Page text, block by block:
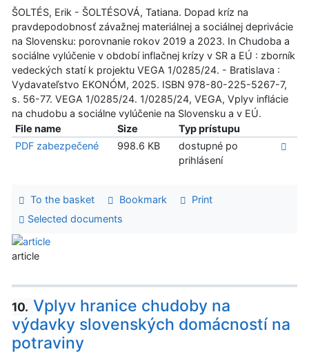
ŠOLTÉS, Erik - ŠOLTÉSOVÁ, Tatiana. Dopad kríz na
pravdepodobnosť závažnej materiálnej a sociálnej deprivácie
na Slovensku: porovnanie rokov 2019 a 2023. In Chudoba a
sociálne vylúčenie v období inflačnej krízy v SR a EÚ : zborník
vedeckých statí k projektu VEGA 1/0285/24. - Bratislava :
Vydavateľstvo EKONÓM, 2025. ISBN 978-80-225-5267-7,
s. 56-77. VEGA 1/0285/24. 1/0285/24, VEGA, Vplyv inflácie
na chudobu a sociálne vylúčenie na Slovensku a v EÚ.
File name
Size
Typ prístupu
PDF zabezpečené
998.6 KB
dostupné po
prihlásení
To the basket Bookmark
Print
Selected documents
article
10. Vplyv hranice chudoby na
výdavky slovenských domácností na
potraviny